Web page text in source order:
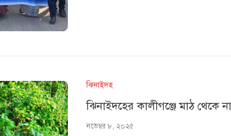
ঝিনাইদহ
ঝিনাইদহের কালীগঞ্জে মাঠ থেকে
নভেম্বর ৮, ২০২৫